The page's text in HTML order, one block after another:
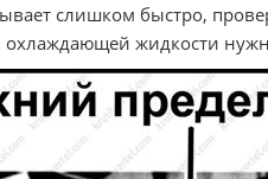
слишком быстро,
жидкости